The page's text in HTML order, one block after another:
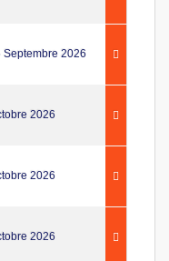
Septembre 2026
2026
2026
2026